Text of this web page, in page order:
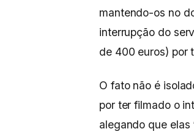
mantendo-os no
interrupção do
de 400 euros) por
O fato não é
por ter filmado o
alegando que elas